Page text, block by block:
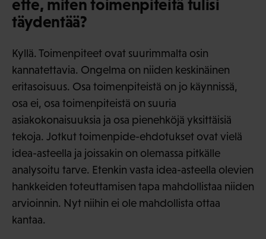
ette, miten toimenpiteitä tulisi
täydentää?
Kyllä. Toimenpiteet ovat suurimmalta osin
kannatettavia. Ongelma on niiden keskinäinen
eritasoisuus. Osa toimenpiteistä on jo käynnissä,
osa ei, osa toimenpiteistä on suuria
asiakokonaisuuksia ja osa pienehköjä yksittäisiä
tekoja. Jotkut toimenpide-ehdotukset ovat vielä
idea-asteella ja joissakin on olemassa pitkälle
analysoitu tarve. Etenkin vasta idea-asteella olevien
hankkeiden toteuttamisen tapa mahdollistaa niiden
arvioinnin. Nyt niihin ei ole mahdollista ottaa
kantaa.